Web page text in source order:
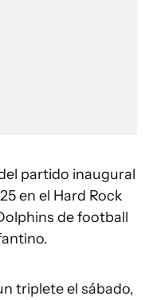
partido inaugural
en el Hard Rock
de football
triplete el sábado,